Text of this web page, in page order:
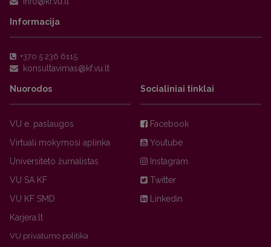
Informacija
+370 5 236 6115
Nuorodos
VU e. paslaugos
Virtuali mokymosi aplinka
Universiteto žurnalistas
VU SA KF
VU KF SMD
Karjera.lt
VU privatumo politika
Socialiniai tinklai
Facebook
Youtube
Instagram
Twitter
Linkedin